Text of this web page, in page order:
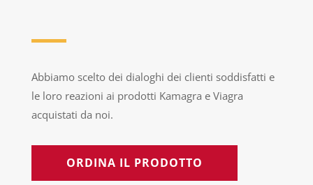
Abbiamo scelto dei dialoghi dei clienti soddisfatti e
le loro reazioni ai prodotti Kamagra e Viagra
acquistati da noi.
ORDINA IL PRODOTTO